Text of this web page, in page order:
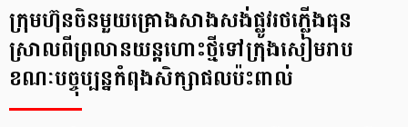
ក្រុមហ៊ុនចិនមួយគ្រោងសាងសង់ផ្លូវរថភ្លើងធុន
ស្រាលពីព្រលានយន្តហោះថ្មីទៅក្រុងសៀមរាប
ខណៈបច្ចុប្បន្នកំពុងសិក្សាផលប៉ះពាល់